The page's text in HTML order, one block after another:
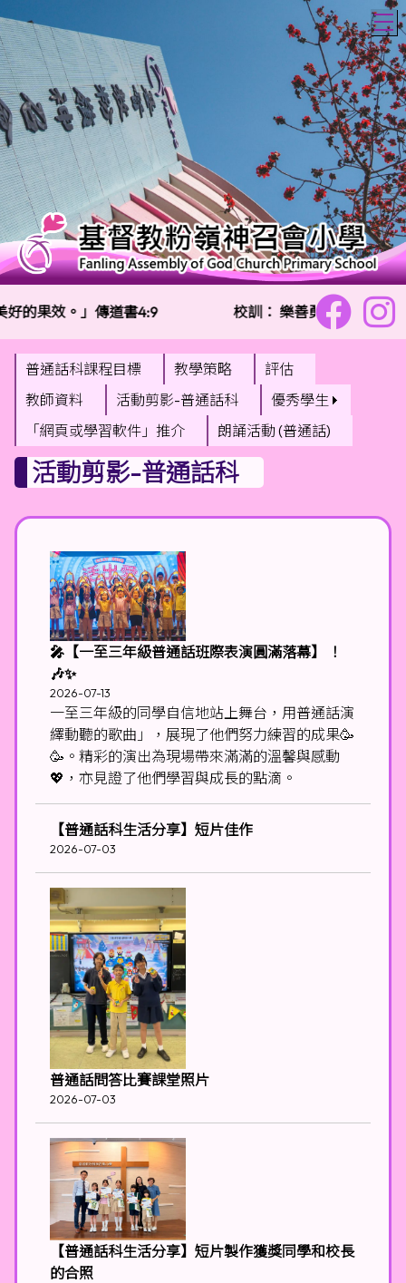
的果效。」傳道書4:9 校訓： 樂善勇敢 信愛勤誠
普通話科課程目標 教學策略
評估
教師資料
活動剪影-普通話科
優秀學生
「網頁或學習軟件」推介
朗誦活動 (普通話)
活動剪影-普通話科
🎤【一至三年級普通話班際表演圓滿落幕】 ！
🎶✨
2026-07-13
一至三年級的同學自信地站上舞台，用普通話演
繹動聽的歌曲」，展現了他們努力練習的成果🥳
🥳。精彩的演出為現場帶來滿滿的溫馨與感動
💖，亦見證了他們學習與成長的點滴。
【普通話科生活分享】短片佳作
2026-07-03
普通話問答比賽課堂照片
2026-07-03
【普通話科生活分享】短片製作獲獎同學和校長
的合照